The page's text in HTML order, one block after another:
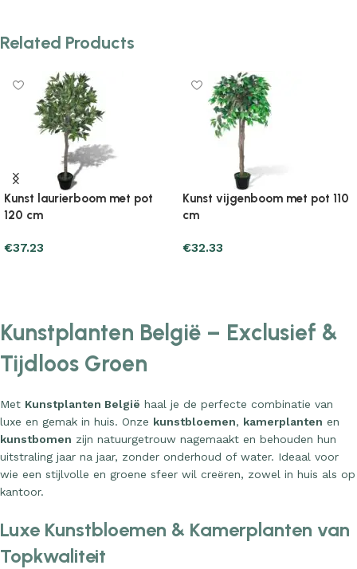
Related Products
Kunst laurierboom met pot
120 cm
€37.23
Kunst vijgenboom met pot 110
cm
€32.33
Kunstplanten België – Exclusief &
Tijdloos Groen
Met Kunstplanten België haal je de perfecte combinatie van
luxe en gemak in huis. Onze kunstbloemen, kamerplanten en
kunstbomen zijn natuurgetrouw nagemaakt en behouden hun
uitstraling jaar na jaar, zonder onderhoud of water. Ideaal voor
wie een stijlvolle en groene sfeer wil creëren, zowel in huis als op
kantoor.
Luxe Kunstbloemen & Kamerplanten van
Topkwaliteit